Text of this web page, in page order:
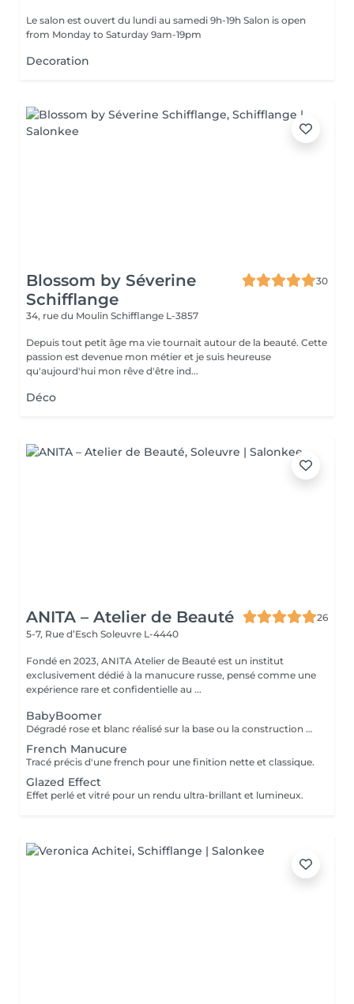
Le salon est ouvert du lundi au samedi 9h-19h Salon is open
from Monday to Saturday 9am-19pm
Decoration
Blossom by Séverine
Schifflange
30
34, rue du Moulin Schifflange L-3857
Depuis tout petit âge ma vie tournait autour de la beauté. Cette
passion est devenue mon métier et je suis heureuse
qu'aujourd'hui mon rêve d'être ind...
Déco
ANITA – Atelier de Beauté
26
5-7, Rue d’Esch Soleuvre L-4440
Fondé en 2023, ANITA Atelier de Beauté est un institut
exclusivement dédié à la manucure russe, pensé comme une
expérience rare et confidentielle au ...
BabyBoomer
Dégradé rose et blanc réalisé sur la base ou la construction pour un rendu naturel et élégant.
French Manucure
Tracé précis d'une french pour une finition nette et classique.
Glazed Effect
Effet perlé et vitré pour un rendu ultra-brillant et lumineux.